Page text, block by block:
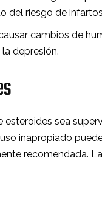
del riesgo de
cambios de
depresión.
esteroides sea
inapropiado
recomendada.